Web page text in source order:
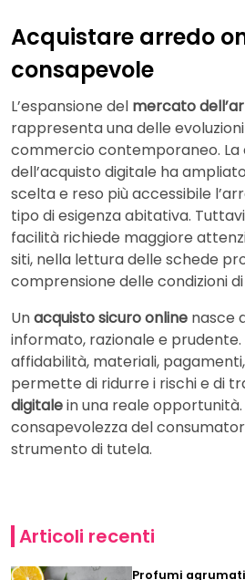
Acquistare arredo
consapevole
L’espansione del mercato
rappresenta una delle
commercio contemporaneo.
dell’acquisto digitale ha
scelta e reso più accessibile
tipo di esigenza abitativa.
facilità richiede maggiore
siti, nella lettura delle schede
comprensione delle condizioni
Unacquisto sicuro online nasce
informato, razionale e
affidabilità, materiali,
permette di ridurre i rischi e di
digitalein una reale
consapevolezza del
strumento di tutela.
Articoli recenti
Profumi